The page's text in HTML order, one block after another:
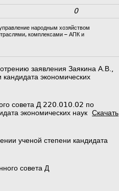
0
народным хозяйством
комплексами – АПК и
заявления Заякина А.В.,
экономических
совета Д 220.010.02 по
экономических наукСкачать
ученой степени кандидата
совета Д